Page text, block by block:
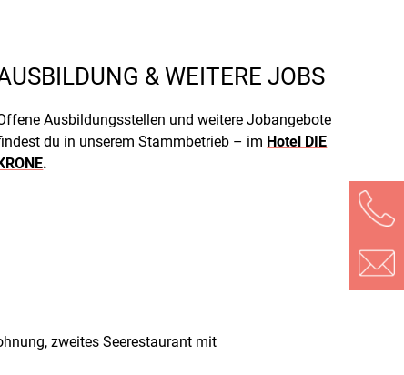
& WEITERE JOBS
Ausbildungsstellen und weitere Jobangebote
du in unserem Stammbetrieb – im Hotel DIE
.
zweites Seerestaurant mit